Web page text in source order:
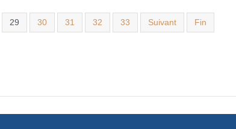
29 30 31 32 33 Suivant Fin